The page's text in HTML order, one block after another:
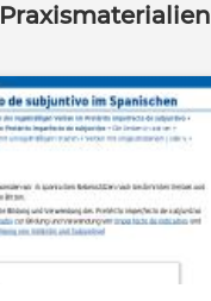
Praxismaterialien